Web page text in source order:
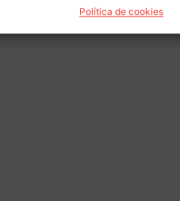
Política de cookies